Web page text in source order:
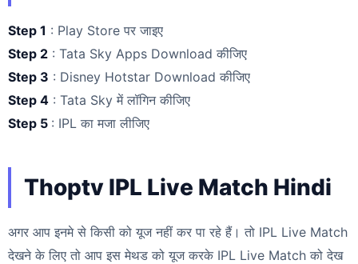
Step 1 : Play Store पर जाइए
Step 2 : Tata Sky Apps Download कीजिए
Step 3 : Disney Hotstar Download कीजिए
Step 4 : Tata Sky में लॉगिन कीजिए
Step 5 : IPL का मजा लीजिए
Thoptv IPL Live Match Hindi
अगर आप इनमे से किसी को यूज नहीं कर पा रहे हैं। तो IPL Live Match
देखने के लिए तो आप इस मेथड को यूज करके IPL Live Match को देख